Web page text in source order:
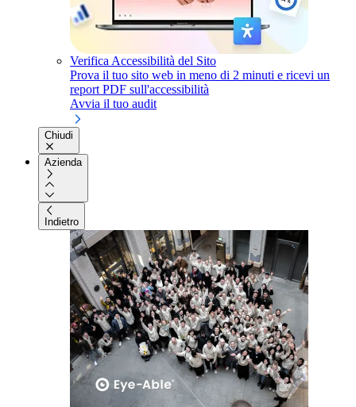
Verifica Accessibilità del Sito
Prova il tuo sito web in meno di 2 minuti e ricevi un
report PDF sull'accessibilità
Avvia il tuo audit
Chiudi
Azienda
Indietro